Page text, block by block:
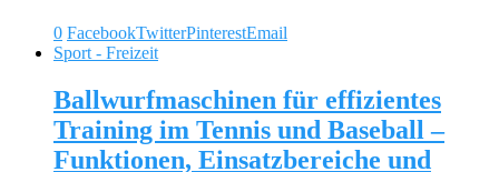
0 FacebookTwitterPinterestEmail
Sport - Freizeit
Ballwurfmaschinen für effizientes
Training im Tennis und Baseball –
Funktionen, Einsatzbereiche und